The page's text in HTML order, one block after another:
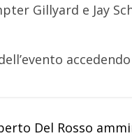
Gillyard e Jay
Del Rosso